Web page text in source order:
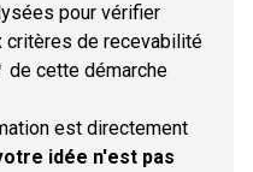
pour vérifier
critères de recevabilité
de cette démarche
est directement
idée n'est pas